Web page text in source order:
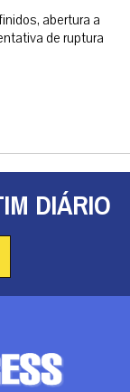
abertura a
de ruptura
DIÁRIO